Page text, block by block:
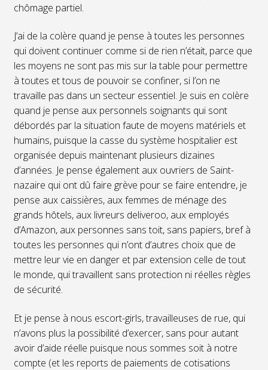
chômage partiel.
J’ai de la colère quand je pense à toutes les personnes
qui doivent continuer comme si de rien n’était, parce que
les moyens ne sont pas mis sur la table pour permettre
à toutes et tous de pouvoir se confiner, si l’on ne
travaille pas dans un secteur essentiel. Je suis en colère
quand je pense aux personnels soignants qui sont
débordés par la situation faute de moyens matériels et
humains, puisque la casse du système hospitalier est
organisée depuis maintenant plusieurs dizaines
d’années. Je pense également aux ouvriers de Saint-
nazaire qui ont dû faire grève pour se faire entendre, je
pense aux caissières, aux femmes de ménage des
grands hôtels, aux livreurs deliveroo, aux employés
d’Amazon, aux personnes sans toit, sans papiers, bref à
toutes les personnes qui n’ont d’autres choix que de
mettre leur vie en danger et par extension celle de tout
le monde, qui travaillent sans protection ni réelles règles
de sécurité.
Et je pense à nous escort-girls, travailleuses de rue, qui
n’avons plus la possibilité d’exercer, sans pour autant
avoir d’aide réelle puisque nous sommes soit à notre
compte (et les reports de paiements de cotisations